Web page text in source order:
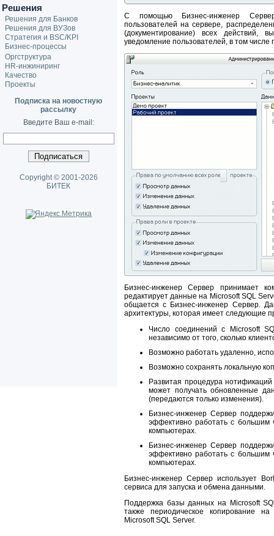
С помощью Бизнес-инженер
пользователей на сервере,
(документирование) всех действий,
уведомление пользователей, в том числе
Бизнес-инженер Сервер принимает
редактирует данные на Microsoft SQL
общается с Бизнес-инженер Сервер.
архитектуры, которая имеет следующие
Число соединений с Microsoft
независимо от того, сколько
Возможно работать удаленно,
Возможно сохранять локальную
Развитая процедура
может получать обновленные
(передаются только изменения).
Бизнес-инженер Сервер
эффективно работать с большим
компьютерах.
Бизнес-инженер Сервер
эффективно работать с большим
компьютерах.
Бизнес-инженер Сервер использует
сервиса для запуска и обмена данными.
Поддержка базы данных на Microsoft
также периодическое копирование
Microsoft SQL Server.
Решения
Решения для Банков
Решения для ВУЗов
Стратегия и BSC/KPI
Бизнес-процессы
Оргструктура
HR-инжиниринг
Качество
Проекты
Подписка на новостную
рассылку
Введите Ваш e-mail:
Copyright © 2001-2026
БИТЕК